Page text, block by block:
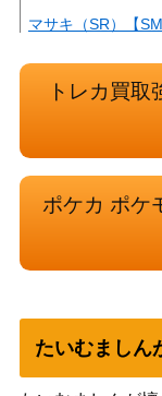
マサキ（SR）【
タロ（SR）【SV7
120/100】
グラードンEX（SR
トレカ買
ポケカ ポケ
たいむましん